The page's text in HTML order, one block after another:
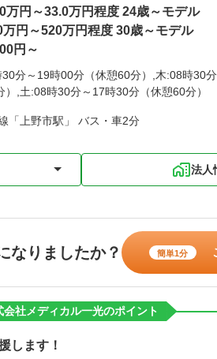
万円～33.0万円程度 24歳～モデル
万円～520万円程度 30歳～モデル
円～
30分～19時00分（休憩60分）,木:08時30
）,土:08時30分～17時30分（休憩60分）
「上野市駅」 バス・車2分
法人
なりましたか？ 簡単1分
社メディカル一光のポイント
します！